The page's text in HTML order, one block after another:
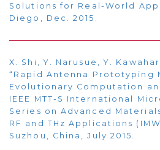
Solutions for Real-World
Diego, Dec. 2015.
X. Shi, Y. Narusue, Y.
“Rapid Antenna Prototyping
Evolutionary Computation
IEEE MTT-S International
Series on Advanced
RF and THz Applications
Suzhou, China, July 2015.